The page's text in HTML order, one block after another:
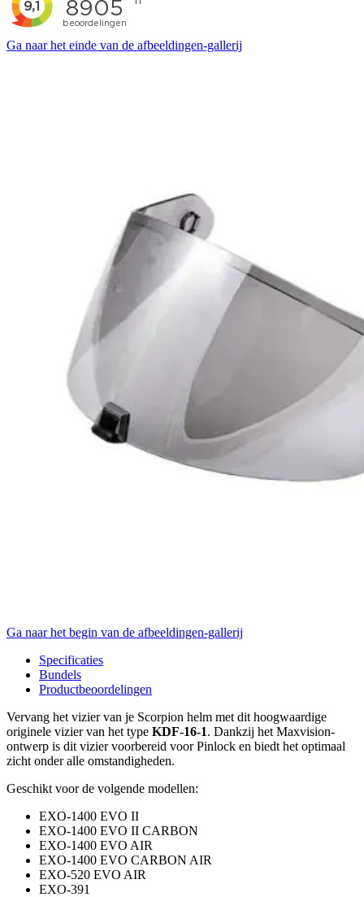
Ga naar het einde van de afbeeldingen-gallerij
Ga naar het begin van de afbeeldingen-gallerij
Specificaties
Bundels
Productbeoordelingen
Vervang het vizier van je Scorpion helm met dit hoogwaardige
originele vizier van het type KDF-16-1. Dankzij het Maxvision-
ontwerp is dit vizier voorbereid voor Pinlock en biedt het optimaal
zicht onder alle omstandigheden.
Geschikt voor de volgende modellen:
EXO-1400 EVO II
EXO-1400 EVO II CARBON
EXO-1400 EVO AIR
EXO-1400 EVO CARBON AIR
EXO-520 EVO AIR
EXO-391